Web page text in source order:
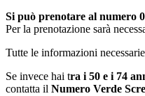
Si può prenotare al numero
Per la prenotazione sarà
Tutte le informazioni
Se invece hai tra i 50 e i 74
contatta il Numero Verde